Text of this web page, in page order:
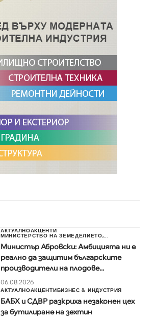
АКТУАЛНОАКЦЕНТИ
МИНИСТЕРСТВО НА ЗЕМЕДЕЛИЕТО,...
Министър Абровски: Амбицията ни е
реално да защитим българските
производители на плодове...
06.08.2026
АКТУАЛНОАКЦЕНТИБИЗНЕС & ИНДУСТРИЯ
БАБХ и СДВР разкриха незаконен цех
за бутилиране на зехтин